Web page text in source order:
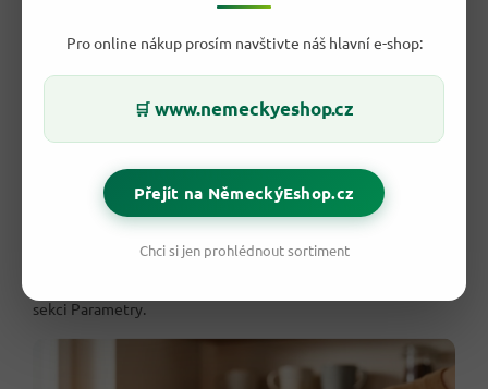
Pro online nákup prosím navštivte náš hlavní e-shop:
🛒 www.nemeckyeshop.cz
Přejít na NěmeckýEshop.cz
Chci si jen prohlédnout sortiment
💪 Co si z šálku odneseš?
Krémové cappuccino není jen o chuti — je tomalý rituál
. Šálek dodápříjemné kávové povzbuzení
zrnkové kávy a zároveňsametovou mléčnou jemnost
sekci Parametry.